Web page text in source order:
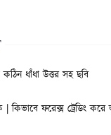
ধাঁধা উত্তর সহ ছবি
| কিভাবে ফরেক্স ট্রেডিং